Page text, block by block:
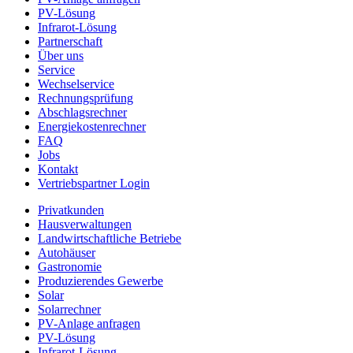
PV-Lösung
Infrarot-Lösung
Partnerschaft
Über uns
Service
Wechselservice
Rechnungsprüfung
Abschlagsrechner
Energiekostenrechner
FAQ
Jobs
Kontakt
Vertriebspartner Login
Privatkunden
Hausverwaltungen
Landwirtschaftliche Betriebe
Autohäuser
Gastronomie
Produzierendes Gewerbe
Solar
Solarrechner
PV-Anlage anfragen
PV-Lösung